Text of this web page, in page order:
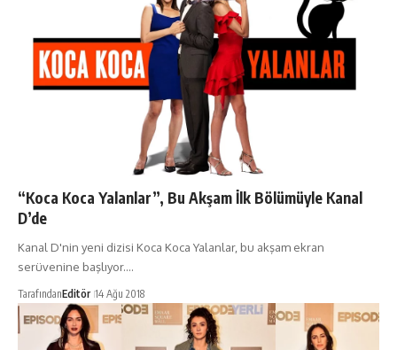
“Koca Koca Yalanlar”, Bu Akşam İlk Bölümüyle Kanal
D’de
Kanal D'nin yeni dizisi Koca Koca Yalanlar, bu akşam ekran
serüvenine başlıyor.…
TarafındanEditör 14 Ağu 2018